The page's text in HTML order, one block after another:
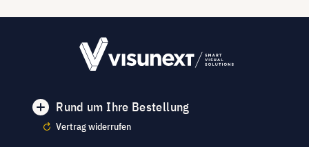
Rund um Ihre Bestellung
Vertrag widerrufen